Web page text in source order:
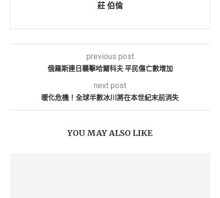
莊 伯倫
previous post
俄羅斯連日襲擊哈爾科夫 平民傷亡數增加
next post
暖化危機！全球半數冰川將在本世紀末前消失
YOU MAY ALSO LIKE